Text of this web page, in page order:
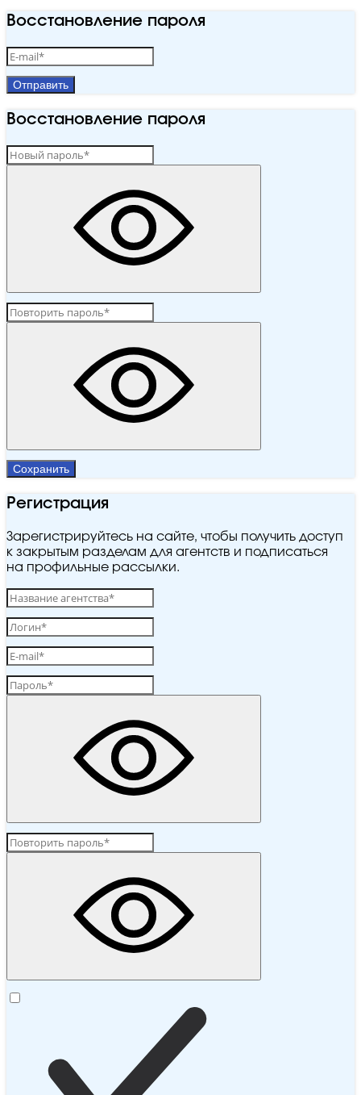
Восстановление пароля
Отправить
Восстановление пароля
Сохранить
Регистрация
Зарегистрируйтесь на сайте, чтобы получить доступ
к закрытым разделам для агентств и подписаться
на профильные рассылки.